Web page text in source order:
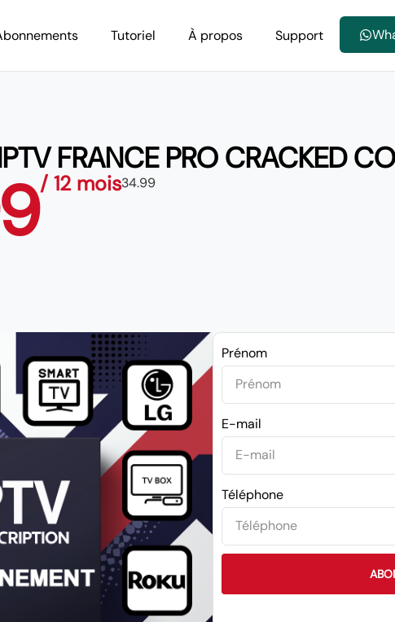
Tutoriel À propos Support
FRANCE PRO CRACKED
/ 12 mois34.99
Prénom
E-mail
Téléphone